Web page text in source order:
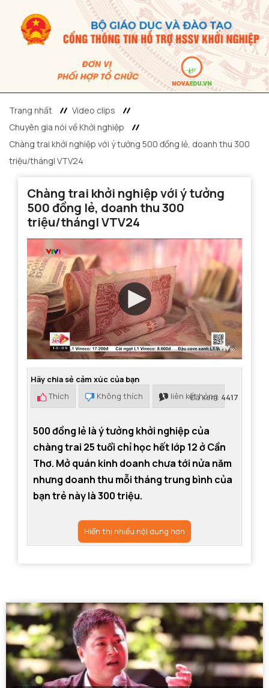
Trang nhất
Video clips
Chuyên gia nói về Khởi nghiệp
Chàng trai khởi nghiệp với ý tưởng 500 đồng lẻ, doanh thu 300
triệu/tháng| VTV24
Chàng trai khởi nghiệp với ý tưởng
500 đồng lẻ, doanh thu 300
triệu/tháng| VTV24
Hãy chia sẻ cảm xúc của bạn
Thích
Không thích liên kết hỏng
Đã xem: 4417
500 đồng lẻ là ý tưởng khởi nghiệp của
chàng trai 25 tuổi chỉ học hết lớp 12 ở Cần
Thơ. Mở quán kinh doanh chưa tới nửa năm
nhưng doanh thu mỗi tháng trung bình của
bạn trẻ này là 300 triệu.
Hiển thị nhiều nội dung hơn